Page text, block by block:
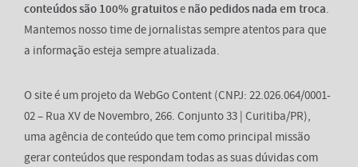
conteúdos são 100% gratuitose não pedidos nada em troca.
Mantemos nosso time de jornalistas sempre atentos para que
a informação esteja sempre atualizada.
O site é um projeto da WebGo Content (CNPJ: 22.026.064/0001-
02 – Rua XV de Novembro, 266. Conjunto 33 | Curitiba/PR),
uma agência de conteúdo que tem como principal missão
gerar conteúdos que respondam todas as suas dúvidas com